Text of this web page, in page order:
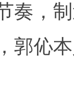
奏，
郭伈